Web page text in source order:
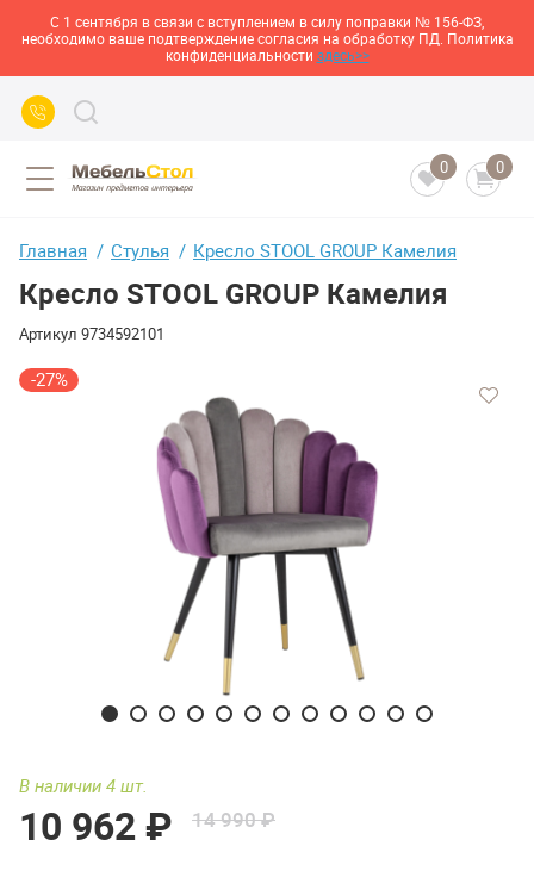
С 1 сентября в связи с вступлением в силу поправки № 156-ФЗ,
необходимо ваше подтверждение согласия на обработку ПД. Политика
конфиденциальности здесь>>
0 0
Главная Стулья Кресло STOOL GROUP Камелия
Кресло STOOL GROUP Камелия
Артикул 9734592101
-27%
В наличии 4 шт.
10 962 ₽ 14 990 ₽